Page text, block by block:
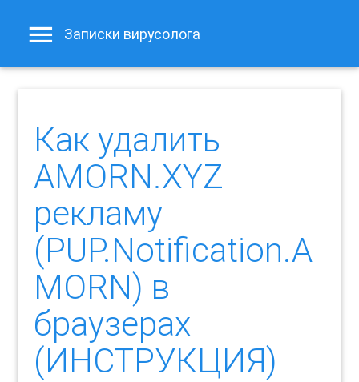
Записки вирусолога
Как удалить
AMORN.XYZ
рекламу
(PUP.Notification.A
MORN) в
браузерах
(ИНСТРУКЦИЯ)